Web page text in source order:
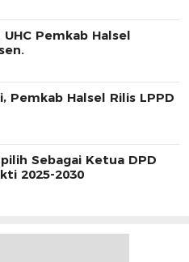
Pemkab Halsel
Pemkab Halsel Rilis LPPD
Sebagai Ketua DPD
2025-2030